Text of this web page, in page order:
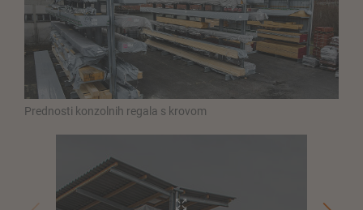
Prednosti konzolnih regala s krovom